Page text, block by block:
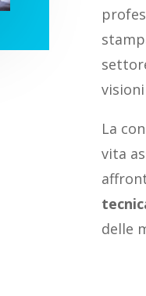
La
vita
delle